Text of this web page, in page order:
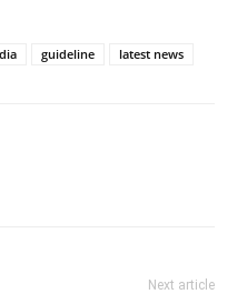
guideline latest news
Next article